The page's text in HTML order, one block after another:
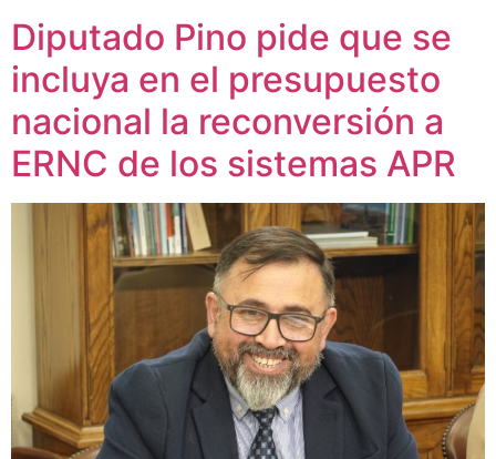
Diputado Pino pide que se
incluya en el presupuesto
nacional la reconversión a
ERNC de los sistemas APR